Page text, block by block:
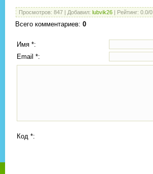
Просмотров: 847 Добавил: lubvik26 Рейтинг: 0.0/0
Всего комментариев: 0
Имя *:
Email *:
Код *: